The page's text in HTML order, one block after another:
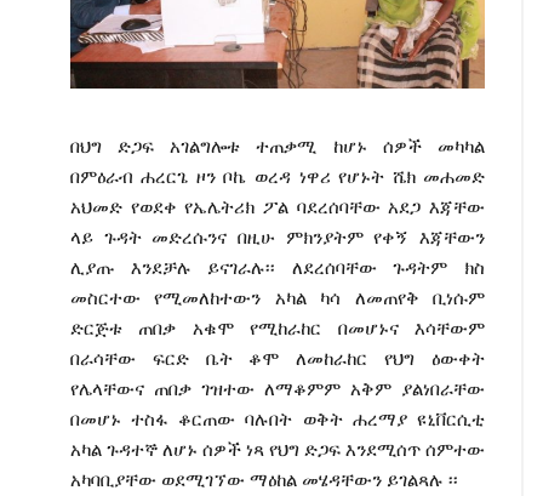
በህግ ድጋፍ አገልግሎቱ ተጠቃሚ ከሆኑ ሰዎች መካካል
በምዕራብ ሐረርጌ ዞን ቦኬ ወረዳ ነዋሪ የሆኑት ሼክ መሐመድ
አህመድ የወደቀ የኤሌትሪክ ፖል ባደረሰባቸው አደጋ እጃቸው
ላይ ጉዳት መድረሱንና በዚሁ ምክንያትም የቀኝ እጃቸውን
ሊያጡ እንደቻሉ ይናገራሉ፡፡ ለደረሰባቸው ጉዳትም ክስ
መስርተው የሚመለከተውን አካል ካሳ ለመጠየቅ ቢነሱም
ድርጅቱ ጠበቃ አቁሞ የሚከራከር በመሆኑና እሳቸውም
በራሳቸው ፍርድ ቤት ቆሞ ለመከራከር የህግ ዕውቀት
የሌላቸውና ጠበቃ ገዝተው ለማቆምም አቅም ያልነበራቸው
በመሆኑ ተስፋ ቆርጠው ባሉበት ወቅት ሐረማያ ዩኒቨርሲቲ
አካል ጉዳተኞ ለሆኑ ሰዎች ነጻ የህግ ድጋፍ እንደሚሰጥ ሰምተው
አካባቢያቸው ወደሚገኘው ማዕከል መሄዳቸውን ይገልጻሉ ፡፡